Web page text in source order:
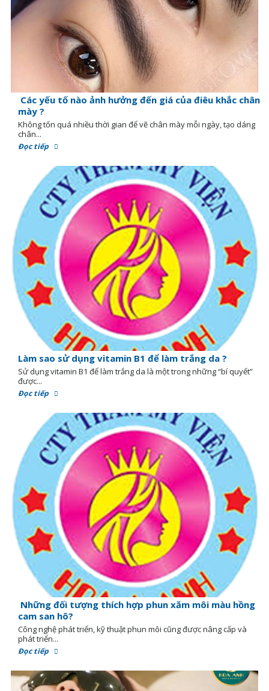
Các yếu tố nào ảnh hưởng đến giá của điêu khắc chân
mày ?
Không tốn quá nhiều thời gian để vẽ chân mày mỗi ngày, tạo dáng
chân...
Đọc tiếp
Làm sao sử dụng vitamin B1 để làm trắng da ?
Sử dụng vitamin B1 để làm trắng da là một trong những “bí quyết”
được...
Đọc tiếp
Những đối tượng thích hợp phun xăm môi màu hồng
cam san hô?
Công nghệ phát triển, kỹ thuật phun môi cũng được nâng cấp và
phát triển...
Đọc tiếp